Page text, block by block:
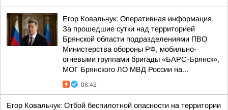
Егор Ковальчук: Оперативная информация.
За прошедшие сутки над территорией
Брянской области подразделениями ПВО
Министерства обороны РФ, мобильно-
огневыми группами бригады «БАРС-Брянск»,
МОГ Брянского ЛО МВД России на...
08:42
Егор Ковальчук: Отбой беспилотной опасности на территории